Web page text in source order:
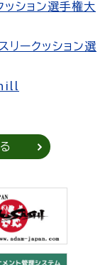
ッション選手権大
ークッション選